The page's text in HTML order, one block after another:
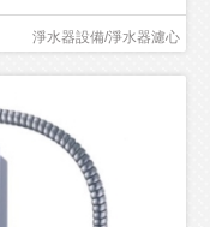
淨水器設備/淨水器濾心